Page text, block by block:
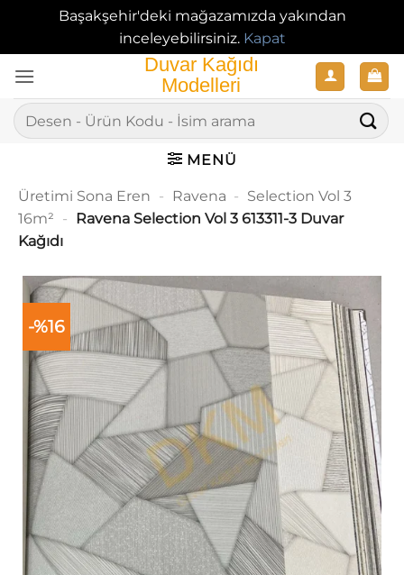
Başakşehir'deki mağazamızda yakından
inceleyebilirsiniz. Kapat
atla
Ara:
MENÜ
Üretimi Sona Eren - Ravena - Selection Vol 3
16m² - Ravena Selection Vol 3 613311-3 Duvar
Kağıdı
-%16